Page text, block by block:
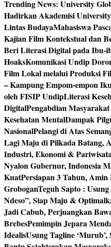
Trending News: University
Hadirkan Akademisi
Lintas BudayaMahasiswa
Kajian Film Kontekstual dan
Beri Literasi Digital pada Ibu-
HoaksKomunikasi Undip
Film Lokal melalui Produksi
– Kampung Empom-empon
oleh FISIP UndipLiterasi
DigitalPengabdian
Kesehatan MentalDampak
NasionalPelangi di Atas
Lagi Maju di Pilkada Batang,
Industri, Ekonomi &
Nyalon Gubernur, Indonesia
KuatPersiapan 3 Tahun,
GroboganTeguh Sapto :
Ndeso”, Siap Maju &
Jadi Cabub, Perjuangkan
BrebesPemimpin Jepara
IdealisUsung Tagline